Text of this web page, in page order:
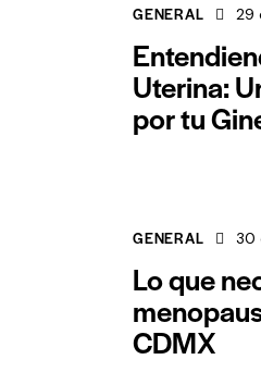
GENERAL 29
Uterina:
por tu
GENERAL 30
Lo que
CDMX